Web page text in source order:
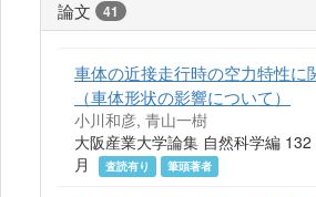
論文 41
車体の近接走行時の空力特性に
（車体形状の影響について）
小川和彦, 青山一樹
大阪産業大学論集 自然科学編
月
査読有り 筆頭著者